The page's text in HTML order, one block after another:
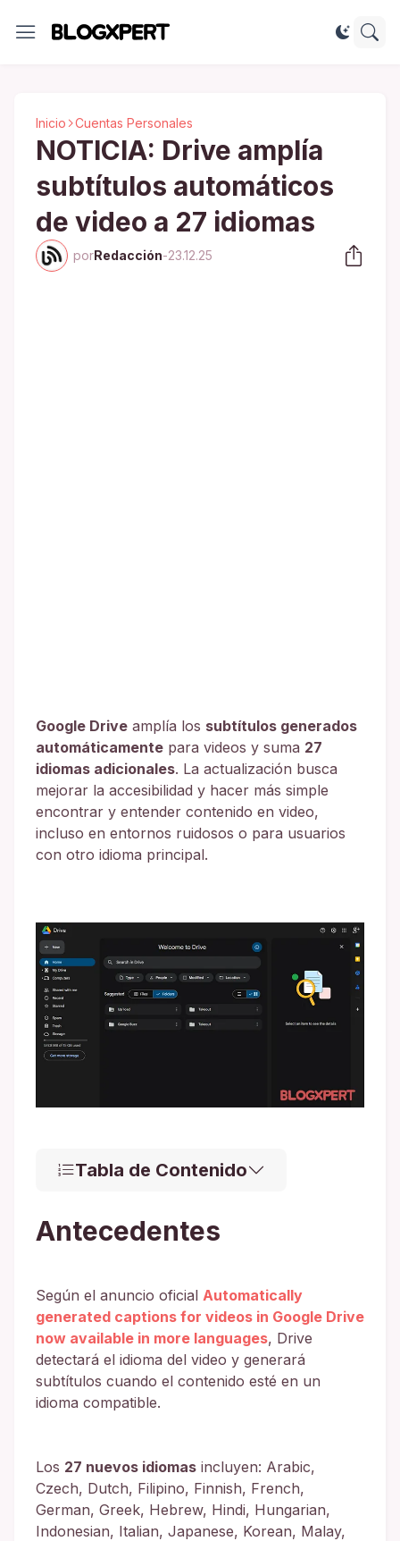
Inicio Cuentas Personales
NOTICIA: Drive amplía
subtítulos automáticos
de video a 27 idiomas
porRedacción-23.12.25
Google Drive amplía los subtítulos generados
automáticamente para videos y suma 27
idiomas adicionales. La actualización busca
mejorar la accesibilidad y hacer más simple
encontrar y entender contenido en video,
incluso en entornos ruidosos o para usuarios
con otro idioma principal.
Tabla de Contenido
Antecedentes
Según el anuncio oficial Automatically
generated captions for videos in Google Drive
now available in more languages, Drive
detectará el idioma del video y generará
subtítulos cuando el contenido esté en un
idioma compatible.
Los 27 nuevos idiomas incluyen: Arabic,
Czech, Dutch, Filipino, Finnish, French,
German, Greek, Hebrew, Hindi, Hungarian,
Indonesian, Italian, Japanese, Korean, Malay,